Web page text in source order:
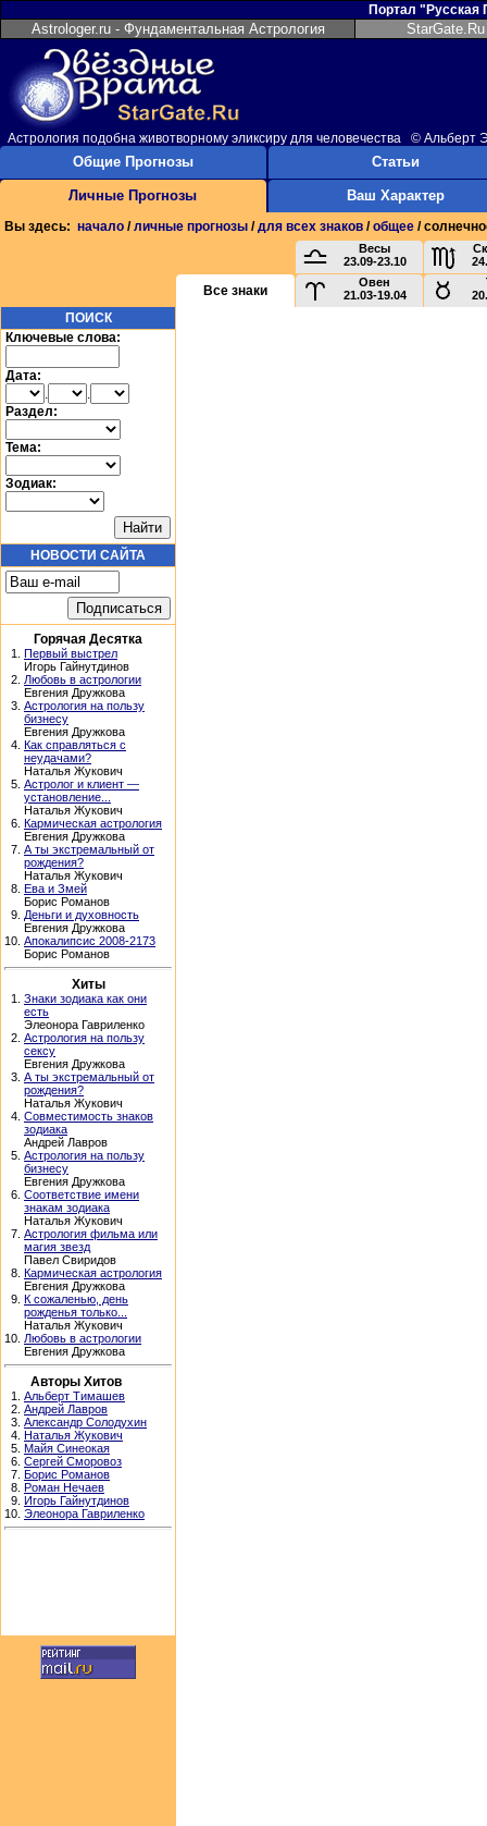
Портал "Русская
Astrologer.ru - Фундаментальная Астрология
Астрология подобна животворному эликсиру для человечества © Альберт
Общие Прогнозы
Личные Прогнозы
Статьи
Ваш Характер
Вы здесь: начало /личные прогнозы /для всех знаков /общее /
Весы
23.09-23.10
Все знаки
Овен
21.03-19.04
ПОИСК
Ключевые слова:
Дата:
.
.
Раздел:
Тема:
Зодиак:
НОВОСТИ САЙТА
Горячая Десятка
1. Первый выстрел
Игорь Гайнутдинов
2. Любовь в астрологии
Евгения Дружкова
3. Астрология на пользу
бизнесу
Евгения Дружкова
4. Как справляться с
неудачами?
Наталья Жукович
5. Астролог и клиент —
установление...
Наталья Жукович
6. Кармическая астрология
Евгения Дружкова
7. А ты экстремальный от
рождения?
Наталья Жукович
8. Ева и Змей
Борис Романов
9. Деньги и духовность
Евгения Дружкова
10. Апокалипсис 2008-2173
Борис Романов
Хиты
1. Знаки зодиака как они
есть
Элеонора Гавриленко
2. Астрология на пользу
сексу
Евгения Дружкова
3. А ты экстремальный от
рождения?
Наталья Жукович
4. Совместимость знаков
зодиака
Андрей Лавров
5. Астрология на пользу
бизнесу
Евгения Дружкова
6. Соответствие имени
знакам зодиака
Наталья Жукович
7. Астрология фильма или
магия звезд
Павел Свиридов
8. Кармическая астрология
Евгения Дружкова
9. К сожаленью, день
рожденья только...
Наталья Жукович
10. Любовь в астрологии
Евгения Дружкова
Авторы Хитов
1. Альберт Тимашев
2. Андрей Лавров
3. Александр Солодухин
4. Наталья Жукович
5. Майя Синеокая
6. Сергей Сморовоз
7. Борис Романов
8. Роман Нечаев
9. Игорь Гайнутдинов
10. Элеонора Гавриленко